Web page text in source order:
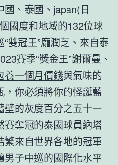
、泰國、japan(日
國度和地域的132位球
雙冠王”龐潤芝、來自泰
023賽季“獎金王”謝爾曼、
養一個月價錢與氣味的
，你必須將你的怪誕藍
壁的灰度百分之五十一
賽奪冠的泰國球員納塔
繁來自世界各地的冠軍
男子中巡的國際化水平